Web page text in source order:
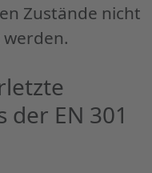
Zustände nicht
EN 301